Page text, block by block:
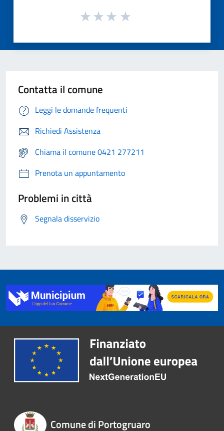
Contatta il comune
Leggi le domande frequenti
Richiedi Assistenza
Chiama il comune 0421 277211
Prenota un appuntamento
Problemi in città
Segnala disservizio
Comune di Portogruaro